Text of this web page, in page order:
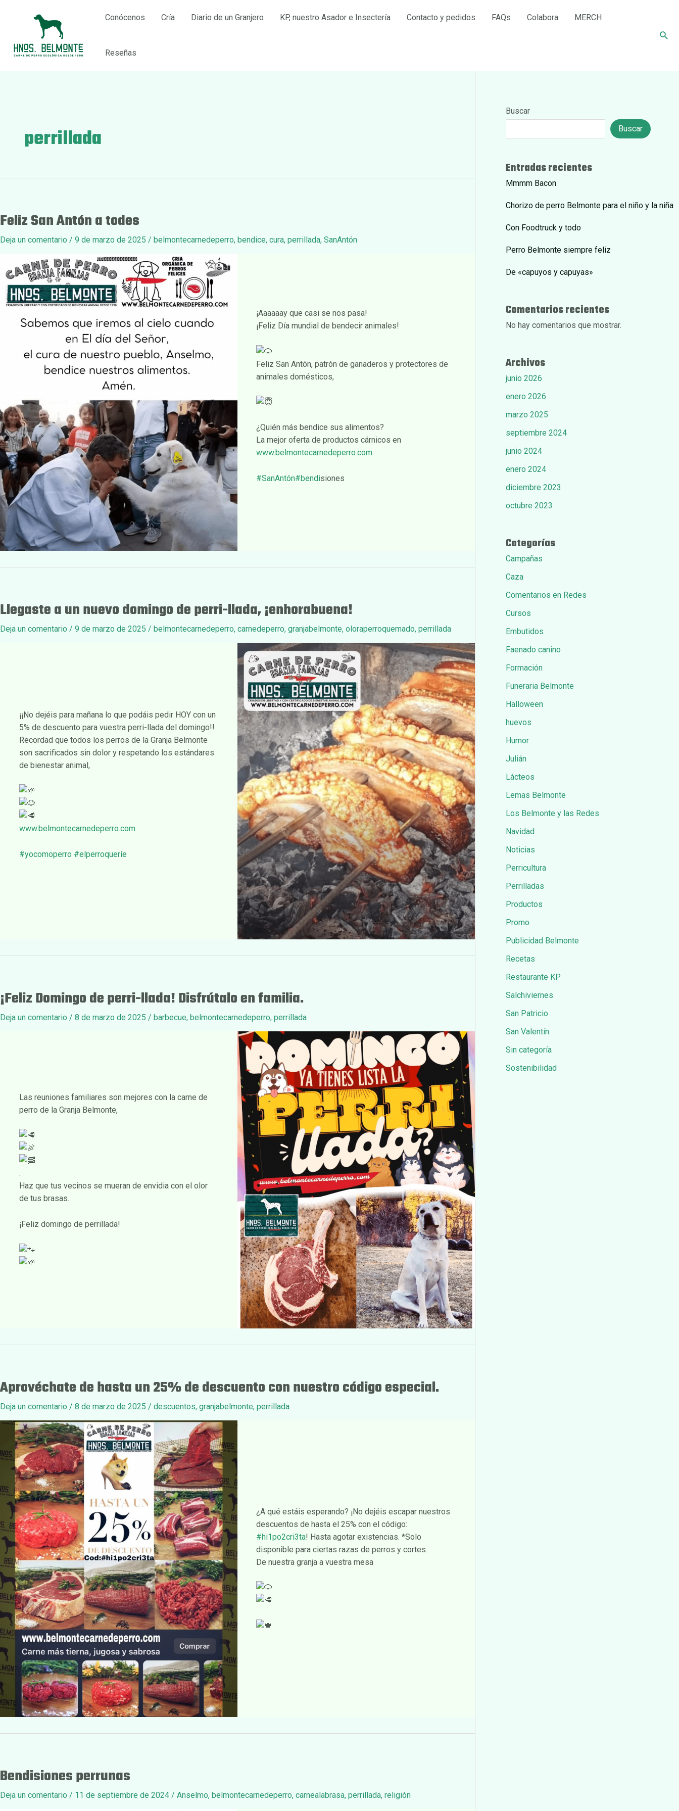
Conócenos Cría Diario de un Granjero KP, nuestro Asador e Insectería Contacto y pedidos FAQs Colabora MERCH
Reseñas
perrillada
Feliz San Antón a todes
Deja un comentario / 9 de marzo de 2025 / belmontecarnedeperro, bendice, cura, perrillada, SanAntón
¡Aaaaaay que casi se nos pasa!
¡Feliz Día mundial de bendecir animales!
Feliz San Antón, patrón de ganaderos y protectores de
animales domésticos,
¿Quién más bendice sus alimentos?
La mejor oferta de productos cárnicos en
www.belmontecarnedeperro.com
#SanAntón#bendisiones
Llegaste a un nuevo domingo de perri-llada, ¡enhorabuena!
Deja un comentario / 9 de marzo de 2025 / belmontecarnedeperro, carnedeperro, granjabelmonte, oloraperroquemado, perrillada
¡¡No dejéis para mañana lo que podáis pedir HOY con un
5% de descuento para vuestra perri-llada del domingo!!
Recordad que todos los perros de la Granja Belmonte
son sacrificados sin dolor y respetando los estándares
de bienestar animal,
www.belmontecarnedeperro.com
#yocomoperro #elperroqueríe
¡Feliz Domingo de perri-llada! Disfrútalo en familia.
Deja un comentario / 8 de marzo de 2025 / barbecue, belmontecarnedeperro, perrillada
Las reuniones familiares son mejores con la carne de
perro de la Granja Belmonte,
.
Haz que tus vecinos se mueran de envidia con el olor
de tus brasas.
¡Feliz domingo de perrillada!
Aprovéchate de hasta un 25% de descuento con nuestro código especial.
Deja un comentario / 8 de marzo de 2025 / descuentos, granjabelmonte, perrillada
¿A qué estáis esperando? ¡No dejéis escapar nuestros
descuentos de hasta el 25% con el código:
#hi1po2cri3ta! Hasta agotar existencias. *Solo
disponible para ciertas razas de perros y cortes.
De nuestra granja a vuestra mesa
Bendisiones perrunas
Deja un comentario / 11 de septiembre de 2024 / Anselmo, belmontecarnedeperro, carnealabrasa, perrillada, religión
Buscar
Buscar
Entradas recientes
Mmmm Bacon
Chorizo de perro Belmonte para el niño y la niña
Con Foodtruck y todo
Perro Belmonte siempre feliz
De «capuyos y capuyas»
Comentarios recientes
No hay comentarios que mostrar.
Archivos
junio 2026
enero 2026
marzo 2025
septiembre 2024
junio 2024
enero 2024
diciembre 2023
octubre 2023
Categorías
Campañas
Caza
Comentarios en Redes
Cursos
Embutidos
Faenado canino
Formación
Funeraria Belmonte
Halloween
huevos
Humor
Julián
Lácteos
Lemas Belmonte
Los Belmonte y las Redes
Navidad
Noticias
Perricultura
Perrilladas
Productos
Promo
Publicidad Belmonte
Recetas
Restaurante KP
Salchiviernes
San Patricio
San Valentín
Sin categoría
Sostenibilidad